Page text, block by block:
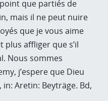
que partiés de
mais il ne peut nuire
que je vous aime
affliger que s’il
Nous sommes
j’espere que Dieu
Aretin: Beyträge. Bd,